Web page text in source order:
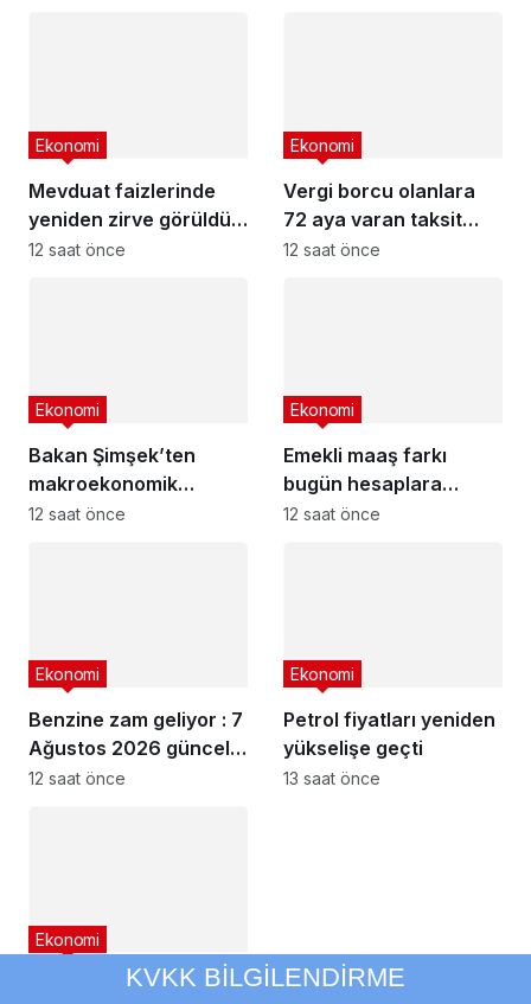
Mevduat faizlerinde
yeniden zirve görüldü :
3 milyon liranın aylık
Ekonomi
12 saat önce
Vergi borcu olanlara
72 aya varan taksit
fırsatı
Ekonomi
12 saat önce
Bakan Şimşek’ten
makroekonomik
istikrar açıklaması
Ekonomi
12 saat önce
Emekli maaş farkı
bugün hesaplara
yatıyor
Ekonomi
12 saat önce
Benzine zam geliyor : 7
Ağustos 2026 güncel
akaryakıt fiyatları
Ekonomi
12 saat önce
Petrol fiyatları yeniden
yükselişe geçti
Ekonomi
13 saat önce
Fed yetkililerinden faiz
Ekonomi
KVKK BİLGİLENDİRME